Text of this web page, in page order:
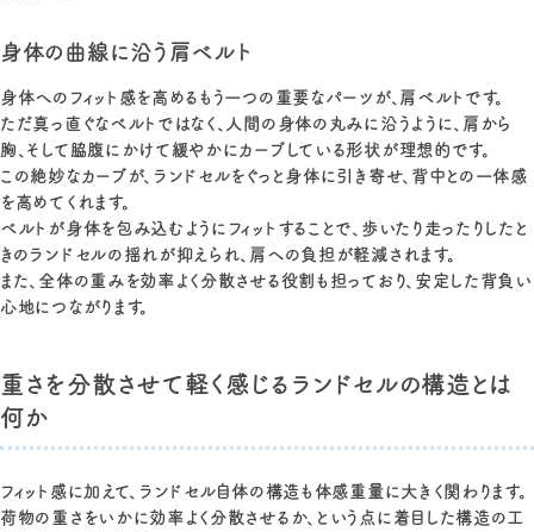
身体の曲線に沿う肩ベルト
身体へのフィット感を高めるもう一つの重要なパーツが、肩ベルトです。
ただ真っ直ぐなベルトではなく、人間の身体の丸みに沿うように、肩から
胸、そして脇腹にかけて緩やかにカーブしている形状が理想的です。
この絶妙なカーブが、ランドセルをぐっと身体に引き寄せ、背中との一体感
を高めてくれます。
ベルトが身体を包み込むようにフィットすることで、歩いたり走ったりしたと
きのランドセルの揺れが抑えられ、肩への負担が軽減されます。
また、全体の重みを効率よく分散させる役割も担っており、安定した背負い
心地につながります。
重さを分散させて軽く感じるランドセルの構造とは
何か
フィット感に加えて、ランドセル自体の構造も体感重量に大きく関わります。
荷物の重さをいかに効率よく分散させるか、という点に着目した構造の工